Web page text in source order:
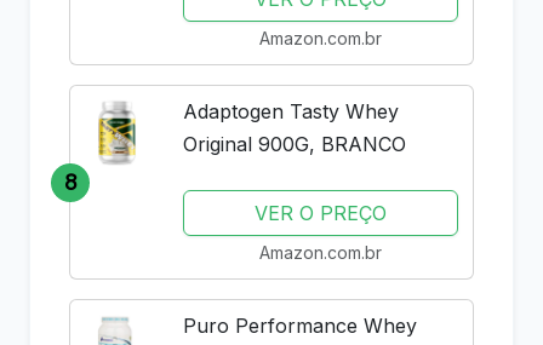
Amazon.com.br
8
Adaptogen Tasty Whey
Original 900G, BRANCO
VER O PREÇO
Amazon.com.br
Puro Performance Whey